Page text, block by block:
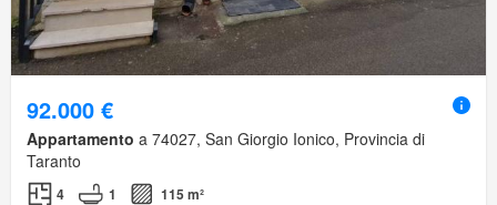
92.000 €
Appartamento a 74027, San Giorgio Ionico, Provincia di
Taranto
4 1 115 m²